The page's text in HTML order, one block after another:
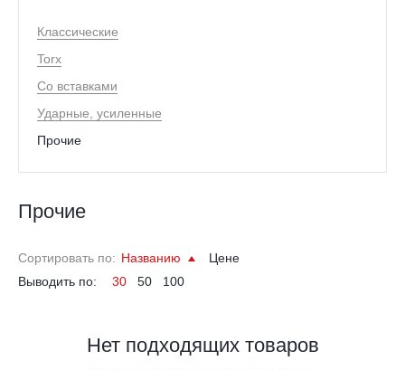
Классические
Torx
Со вставками
Ударные, усиленные
Прочие
Прочие
Сортировать по: Названию
Цене
Выводить по:
30 50 100
Нет подходящих товаров